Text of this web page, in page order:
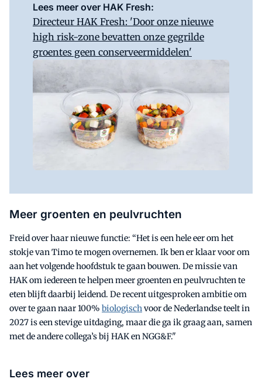
Lees meer over HAK Fresh:
Directeur HAK Fresh: 'Door onze nieuwe
high risk-zone bevatten onze gegrilde
groentes geen conserveermiddelen'
Meer groenten en peulvruchten
Freid over haar nieuwe functie: “Het is een hele eer om het
stokje van Timo te mogen overnemen. Ik ben er klaar voor om
aan het volgende hoofdstuk te gaan bouwen. De missie van
HAK om iedereen te helpen meer groenten en peulvruchten te
eten blijft daarbij leidend. De recent uitgesproken ambitie om
over te gaan naar 100% biologischvoor de Nederlandse teelt in
2027 is een stevige uitdaging, maar die ga ik graag aan, samen
met de andere collega’s bij HAK en NGG&F."
Lees meer over